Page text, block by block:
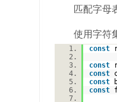
匹配字母
使用字符集
const
const
const
const
const